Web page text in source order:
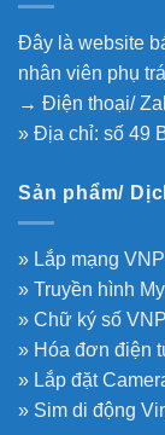
Đây là website
nhân viên phụ
→ Điện thoại/
» Địa chỉ: số 49
Sản phẩm/
» Lắp mạng
» Truyền hình
» Chữ ký số
» Hóa đơn điện
» Lắp đặt
» Sim di động